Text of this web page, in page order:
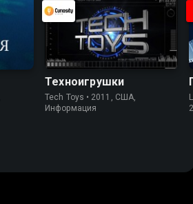
Техноигрушки
Tech Toys • 2011, США,
Информация